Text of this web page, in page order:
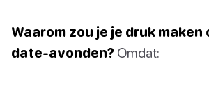
Waarom zou je je druk maken
date-avonden? Omdat: